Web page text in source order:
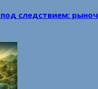
следствием: